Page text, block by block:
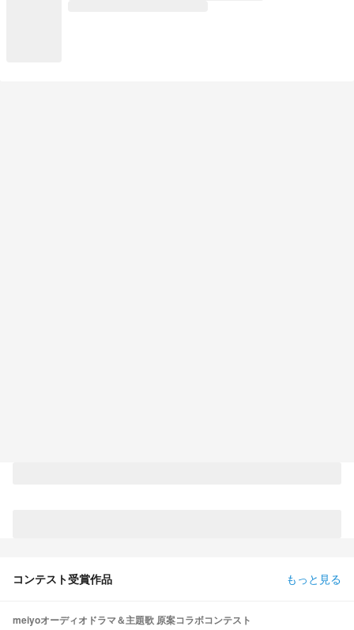
コンテスト受賞作品 もっと見る
meiyoオーディオドラマ＆主題歌 原案コラボコンテスト